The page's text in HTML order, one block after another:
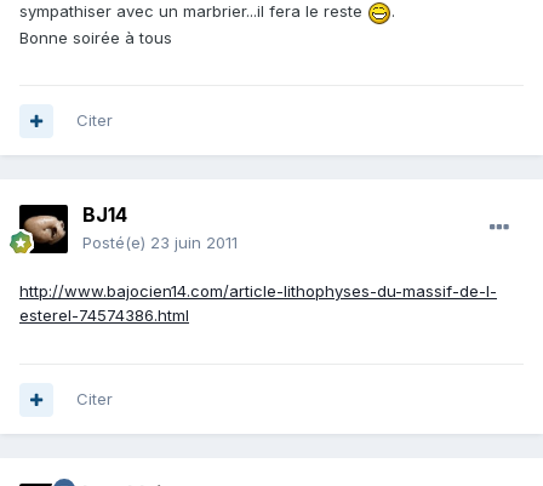
sympathiser avec un marbrier...il fera le reste
.
Bonne soirée à tous
Citer
BJ14
Posté(e) 23 juin 2011
http://www.bajocien14.com/article-lithophyses-du-massif-de-l-
esterel-74574386.html
Citer